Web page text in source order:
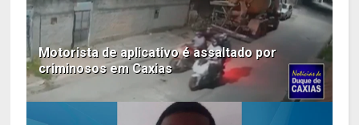
Motorista de aplicativo é assaltado por
criminosos em Caxias